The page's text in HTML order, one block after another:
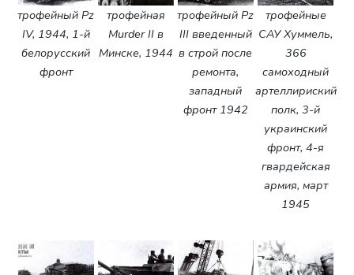
трофейный Pz
IV, 1944, 1-й
белорусский
фронт
трофейная
Murder II в
Минске, 1944
трофейный Pz
III введенный
в строй после
ремонта,
западный
фронт 1942
трофейные
САУ Хуммель,
366
самоходный
артеллириский
полк, 3-й
украинский
фронт, 4-я
гвардейская
армия, март
1945